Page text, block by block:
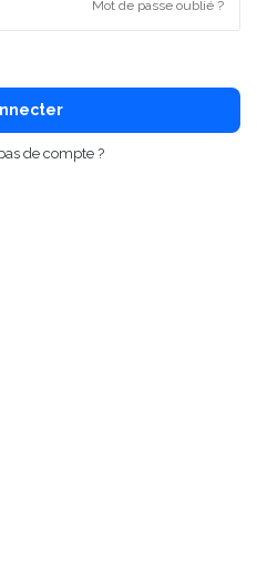
Mot de passe oublié ?
de compte ?